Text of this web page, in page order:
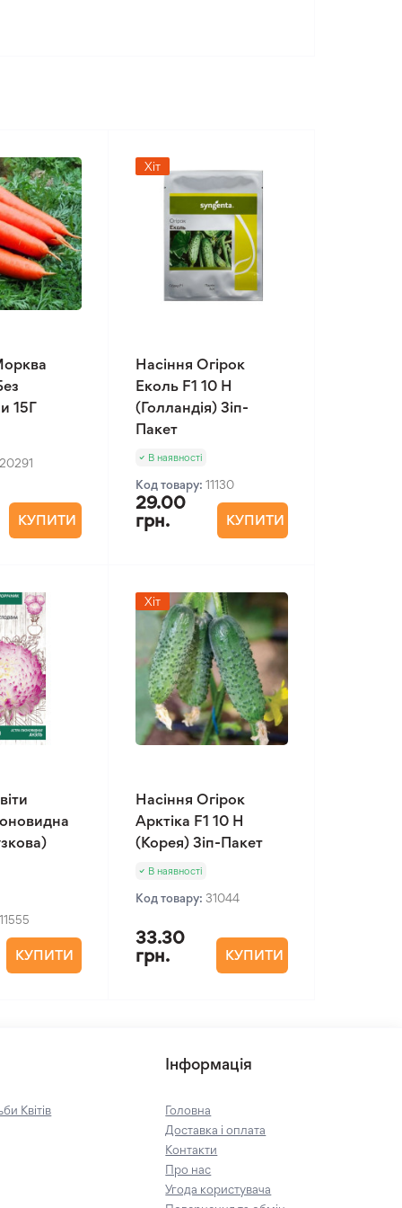
15Г
20291
КУПИТИ
Хіт
Насіння Огірок
Еколь F1 10 Н
(Голландія) Зіп-
Пакет
В наявності
Код товару: 11130
29.00
грн.
КУПИТИ
11555
КУПИТИ
Хіт
Насіння Огірок
Арктіка F1 10 Н
(Корея) Зіп-Пакет
В наявності
Код товару: 31044
33.30
грн.
КУПИТИ
Квітів
Інформація
Головна
Доставка і оплата
Контакти
Про нас
Угода користувача